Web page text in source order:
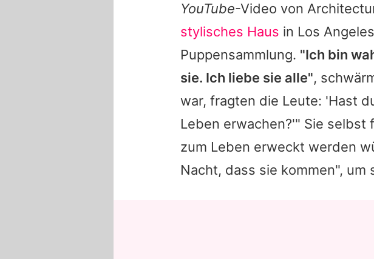
YouTube-Video von
stylisches Haus in Los
Puppensammlung. "Ich bin
sie. Ich liebe sie alle",
war, fragten die Leute: 'Hast
Leben erwachen?'" Sie selbst
zum Leben erweckt werden
Nacht, dass sie kommen", um